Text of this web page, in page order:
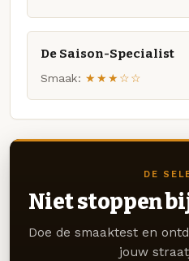
De Saison-Specialist
Smaak: ★★★☆☆
DE
Niet stoppen
Doe de smaaktest en
jouw